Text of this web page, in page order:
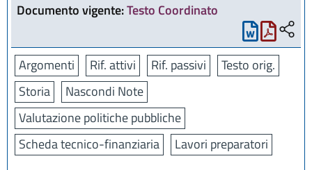
Documento vigente:Testo Coordinato
Argomenti Rif. attivi Rif. passivi
Testo orig.
Storia
Nascondi Note
Valutazione politiche pubbliche
Scheda tecnico-finanziaria
Lavori preparatori